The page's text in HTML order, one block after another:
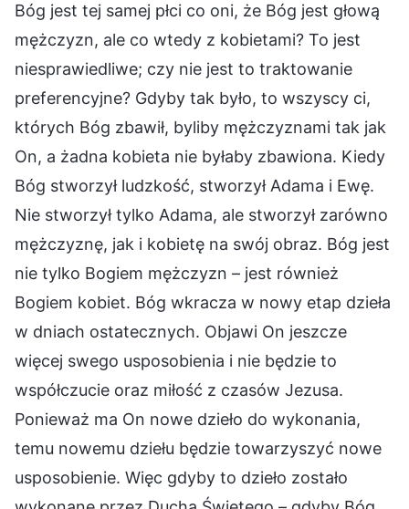
Bóg jest tej samej płci co oni, że Bóg jest głową
mężczyzn, ale co wtedy z kobietami? To jest
niesprawiedliwe; czy nie jest to traktowanie
preferencyjne? Gdyby tak było, to wszyscy ci,
których Bóg zbawił, byliby mężczyznami tak jak
On, a żadna kobieta nie byłaby zbawiona. Kiedy
Bóg stworzył ludzkość, stworzył Adama i Ewę.
Nie stworzył tylko Adama, ale stworzył zarówno
mężczyznę, jak i kobietę na swój obraz. Bóg jest
nie tylko Bogiem mężczyzn – jest również
Bogiem kobiet. Bóg wkracza w nowy etap dzieła
w dniach ostatecznych. Objawi On jeszcze
więcej swego usposobienia i nie będzie to
współczucie oraz miłość z czasów Jezusa.
Ponieważ ma On nowe dzieło do wykonania,
temu nowemu dziełu będzie towarzyszyć nowe
usposobienie. Więc gdyby to dzieło zostało